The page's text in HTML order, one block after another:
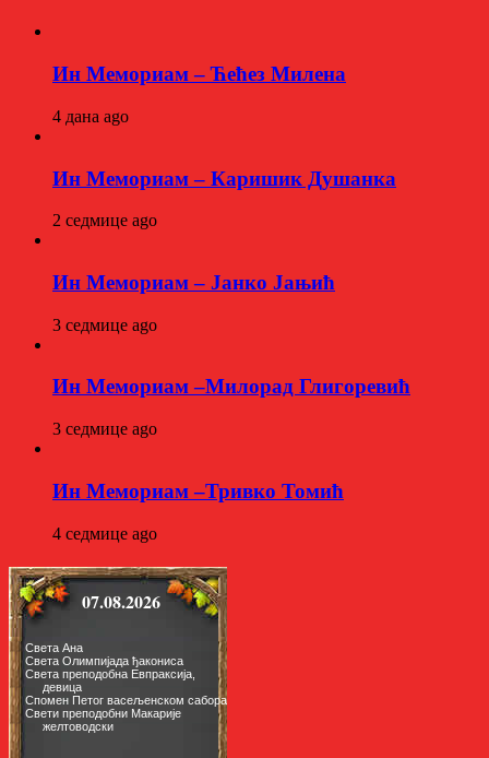
Ин Мемориам – Ћећез Милена
4 дана ago
Ин Мемориам – Каришик Душанка
2 седмице ago
Ин Мемориам – Јанко Јањић
3 седмице ago
Ин Мемориам –Милорад Глигоревић
3 седмице ago
Ин Мемориам –Тривко Томић
4 седмице ago